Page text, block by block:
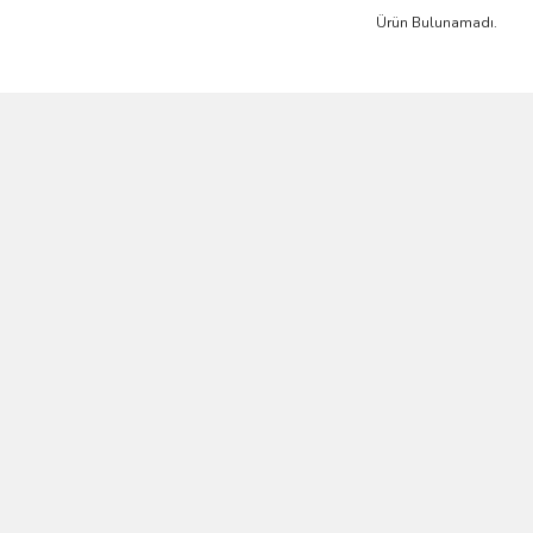
Ürün Bulunamadı.